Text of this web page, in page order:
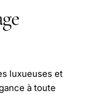
luxueuses et
à toute